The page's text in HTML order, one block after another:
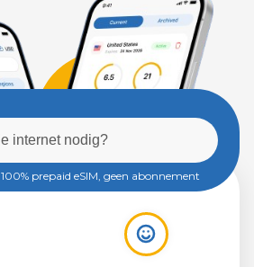
100% prepaid eSIM, geen abonnement